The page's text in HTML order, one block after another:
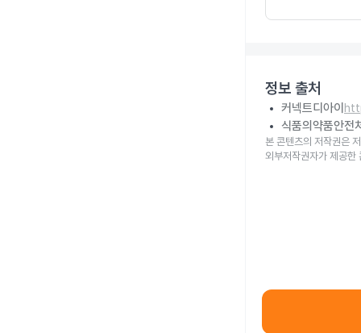
정보 출처
커넥트디아이
식품의약품안전
본 콘텐츠의 저작권은
외부저작권자가 제공한